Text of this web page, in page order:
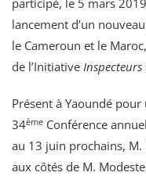
participé, le 5 mars
lancement d’un
le Cameroun et le
de l’Initiative Inspecteurs
Présent à Yaoundé
34ème Conférence
au 13 juin prochains, M.
aux côtés de M.